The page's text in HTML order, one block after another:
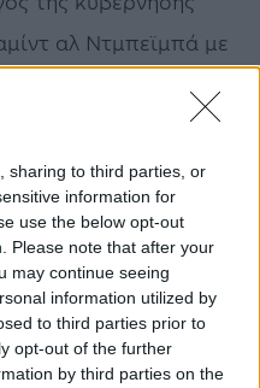
sharing to third parties, or
information for
use the below opt-out
Please note that after your
may continue seeing
information utilized by
to third parties prior to
opt-out of the further
by third parties on the
αλ Ντμπεϊμπά με
τη Λιβύη (LPDF), στην
6, είχε μάλιστα
όταν
επίμαχο θέμα.